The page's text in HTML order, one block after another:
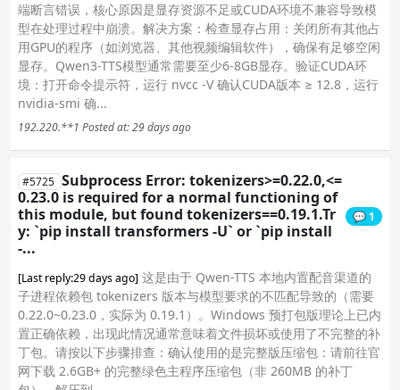
端断言错误，核心原因是显存资源不足或CUDA环境不兼容导致模
型在处理过程中崩溃。解决方案：检查显存占用：关闭所有其他占
用GPU的程序（如浏览器、其他视频编辑软件），确保有足够空闲
显存。Qwen3-TTS模型通常需要至少6-8GB显存。验证CUDA环
境：打开命令提示符，运行 nvcc -V 确认CUDA版本 ≥ 12.8，运行
nvidia-smi 确...
192.220.**1 Posted at: 29 days ago
#5725 Subprocess Error: tokenizers>=0.22.0,<=
0.23.0 is required for a normal functioning of
this module, but found tokenizers==0.19.1.Tr
y: `pip install transformers -U` or `pip install
-...
💬 1
[Last reply:29 days ago] 这是由于 Qwen-TTS 本地内置配音渠道的
子进程依赖包 tokenizers 版本与模型要求的不匹配导致的（需要
0.22.0~0.23.0，实际为 0.19.1）。Windows 预打包版理论上已内
置正确依赖，出现此情况通常意味着文件损坏或使用了不完整的补
丁包。请按以下步骤排查：确认使用的是完整版压缩包：请前往官
网下载 2.6GB+ 的完整绿色主程序压缩包（非 260MB 的补丁